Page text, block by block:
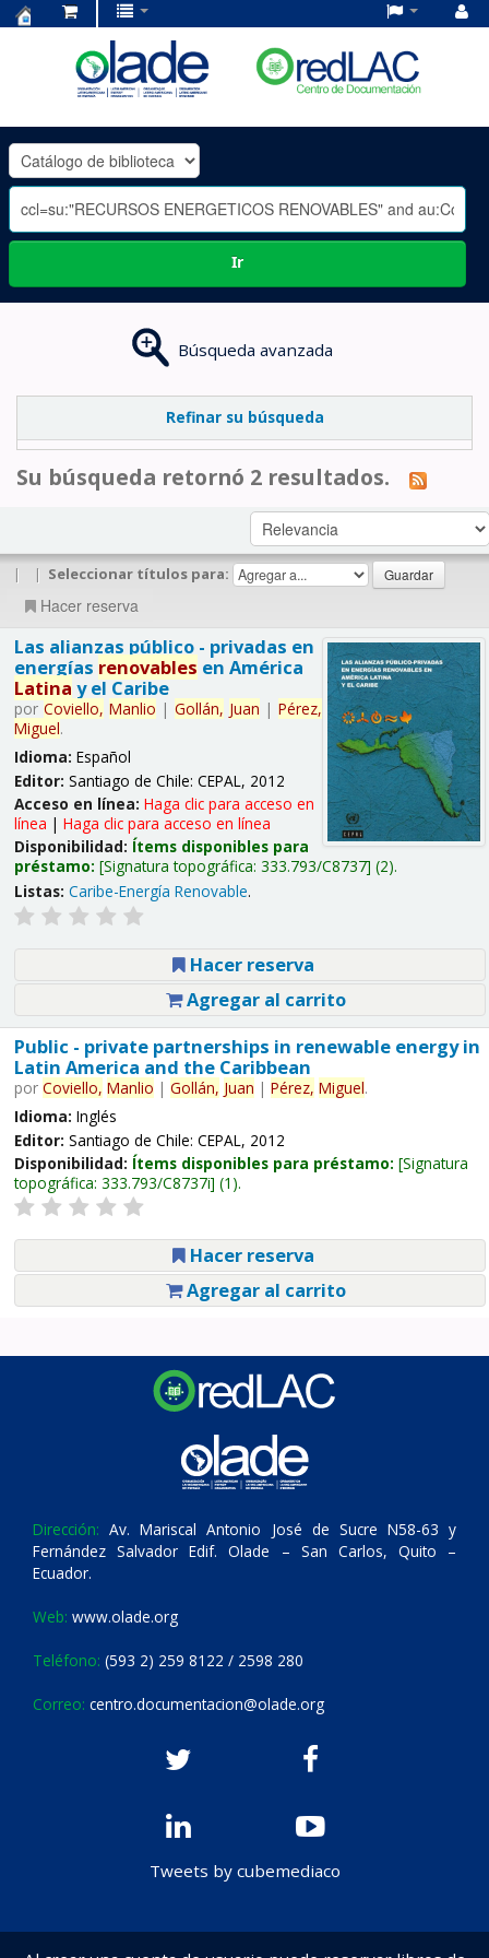
OLADE
-
Ir
Búsqueda avanzada
Refinar su búsqueda
Su búsqueda retornó 2 resultados.
| | Seleccionar títulos para:
Hacer reserva
Las alianzas público - privadas en
energías renovables en América
Latina y el Caribe
por Coviello, Manlio | Gollán, Juan | Pérez,
Miguel.
Idioma: Español
Editor: Santiago de Chile: CEPAL, 2012
Acceso en línea: Haga clic para acceso en
línea | Haga clic para acceso en línea
Disponibilidad: Ítems disponibles para
préstamo: Signatura topográfica: 333.793/C8737 (2).
Listas: Caribe-Energía Renovable.
Hacer reserva
Agregar al carrito
Public - private partnerships in renewable energy in
Latin America and the Caribbean
por Coviello, Manlio | Gollán, Juan | Pérez, Miguel.
Idioma: Inglés
Editor: Santiago de Chile: CEPAL, 2012
Disponibilidad: Ítems disponibles para préstamo: Signatura
topográfica: 333.793/C8737i (1).
Hacer reserva
Agregar al carrito
Dirección: Av. Mariscal Antonio José de Sucre N58-63 y
Fernández Salvador Edif. Olade – San Carlos, Quito –
Ecuador.
Web: www.olade.org
Teléfono: (593 2) 259 8122 / 2598 280
Correo: centro.documentacion@olade.org
Tweets by cubemediaco